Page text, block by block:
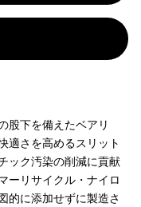
股下を備えたベアリ
適さを高めるスリット
ック汚染の削減に貢献
ーリサイクル・ナイロ
的に添加せずに製造さ